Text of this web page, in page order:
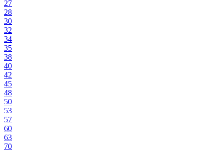
27
28
30
32
34
35
38
40
42
45
48
50
53
57
60
63
70